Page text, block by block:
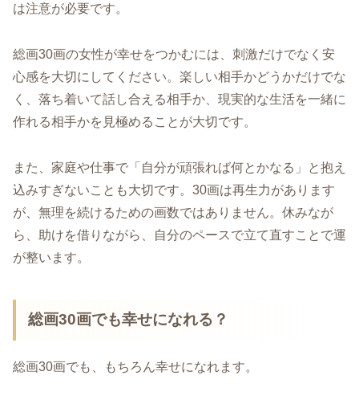
は注意が必要です。
総画30画の女性が幸せをつかむには、刺激だけでなく安
心感を大切にしてください。楽しい相手かどうかだけでな
く、落ち着いて話し合える相手か、現実的な生活を一緒に
作れる相手かを見極めることが大切です。
また、家庭や仕事で「自分が頑張れば何とかなる」と抱え
込みすぎないことも大切です。30画は再生力があります
が、無理を続けるための画数ではありません。休みなが
ら、助けを借りながら、自分のペースで立て直すことで運
が整います。
総画30画でも幸せになれる？
総画30画でも、もちろん幸せになれます。